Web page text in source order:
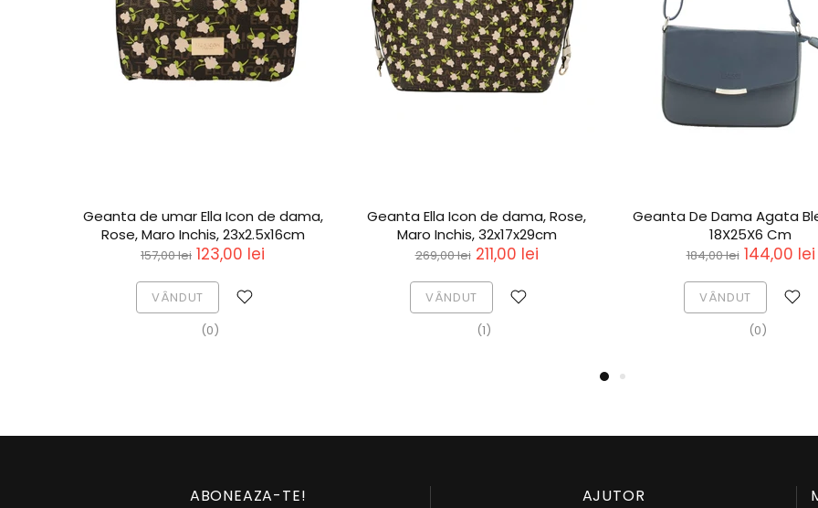
Geanta de umar Ella Icon de dama,
Rose, Maro Inchis, 23x2.5x16cm
157,00 lei 123,00 lei
VÂNDUT
(0)
Geanta Ella Icon de dama, Rose,
Maro Inchis, 32x17x29cm
269,00 lei 211,00 lei
VÂNDUT
(1)
Geanta De Dama Agata
18X25X6 Cm
184,00 lei 144,00 lei
VÂNDUT
(0)
ABONEAZA-TE! AJUTOR